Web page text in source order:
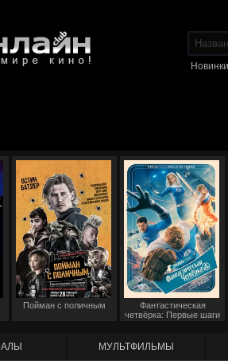
Новинки
Пойман с поличным
Фантастическая
четвёрка: Первые шаги
МУЛЬТФИЛЬМЫ